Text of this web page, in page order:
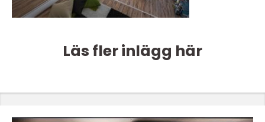
Läs fler inlägg här